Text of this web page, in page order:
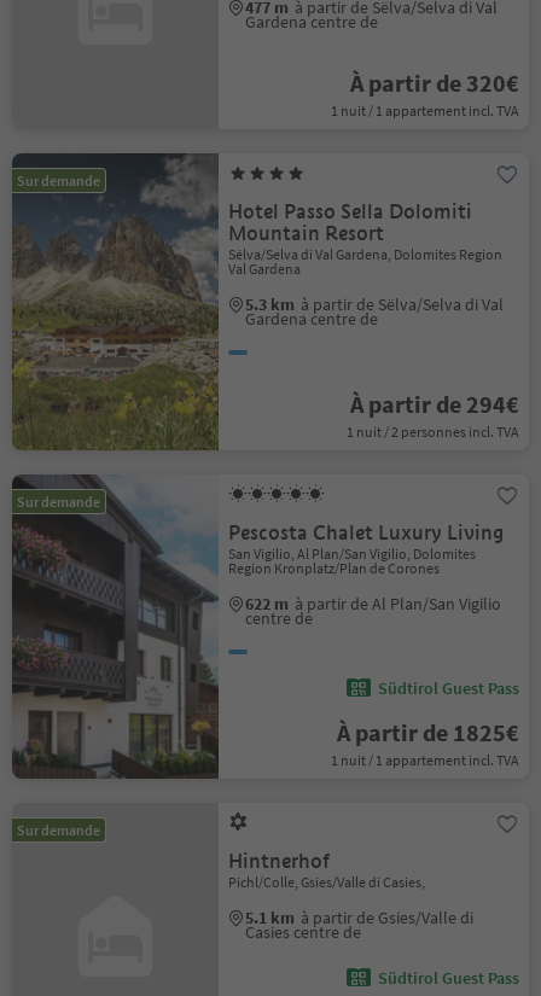
477 m à partir de Sëlva/Selva di Val
Gardena centre de
À partir de 320€
1 nuit / 1 appartement incl. TVA
Sur demande
Hotel Passo Sella Dolomiti
Mountain Resort
Sëlva/Selva di Val Gardena, Dolomites Region
Val Gardena
5.3 km à partir de Sëlva/Selva di Val
Gardena centre de
À partir de 294€
1 nuit / 2 personnes incl. TVA
Sur demande
Pescosta Chalet Luxury Living
San Vigilio, Al Plan/San Vigilio, Dolomites
Region Kronplatz/Plan de Corones
622 m à partir de Al Plan/San Vigilio
centre de
Südtirol Guest Pass
À partir de 1825€
1 nuit / 1 appartement incl. TVA
Sur demande
Hintnerhof
Pichl/Colle, Gsies/Valle di Casies,
5.1 km à partir de Gsies/Valle di
Casies centre de
Südtirol Guest Pass